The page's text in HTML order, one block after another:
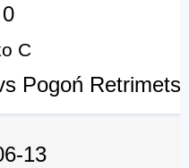
0
C
Pogoń Retrimets
13